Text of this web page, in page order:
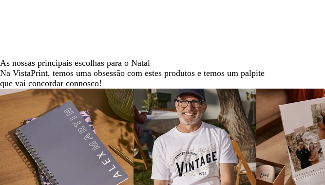
As nossas principais escolhas para o Natal
Na VistaPrint, temos uma obsessão com estes produtos e temos um palpite
que vai concordar connosco!
Diapositivos
de